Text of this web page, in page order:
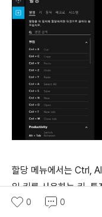
할당 메뉴에서는 Ctrl,
일 키를 사용하는 키,
능, 윈도우에 관련 명령
0 0